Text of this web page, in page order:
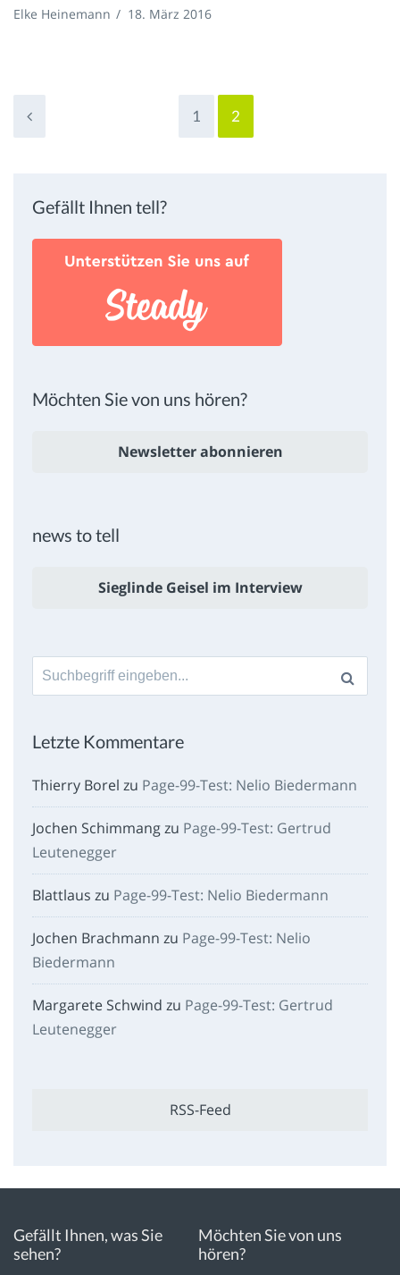
Elke Heinemann / 18. März 2016
1 2
Gefällt Ihnen tell?
Möchten Sie von uns hören?
Newsletter abonnieren
news to tell
Sieglinde Geisel im Interview
Suche
nach:
Letzte Kommentare
Thierry Borel zu Page-99-Test: Nelio Biedermann
Jochen Schimmangzu Page-99-Test: Gertrud
Leutenegger
Blattlaus zu Page-99-Test: Nelio Biedermann
Jochen Brachmann zu Page-99-Test: Nelio
Biedermann
Margarete Schwind zu Page-99-Test: Gertrud
Leutenegger
RSS-Feed
Gefällt Ihnen, was Sie
sehen?
Möchten Sie von uns
hören?